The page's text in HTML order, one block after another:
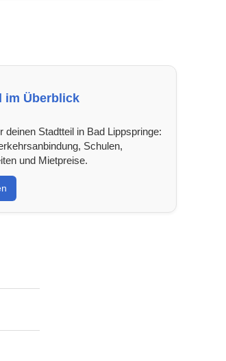
im Überblick
deinen Stadtteil in Bad Lippspringe:
Schulen,
und Mietpreise.